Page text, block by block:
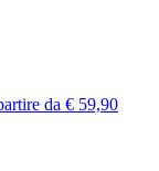
da € 59,90